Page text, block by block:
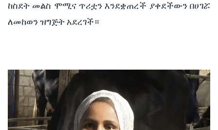
ከስደት መልስ ሞሚና ጥሪቷን እንደቋጠረች ያቀደችውን በሀገሯ
ለመከወን ዝግጅት አደረገች።